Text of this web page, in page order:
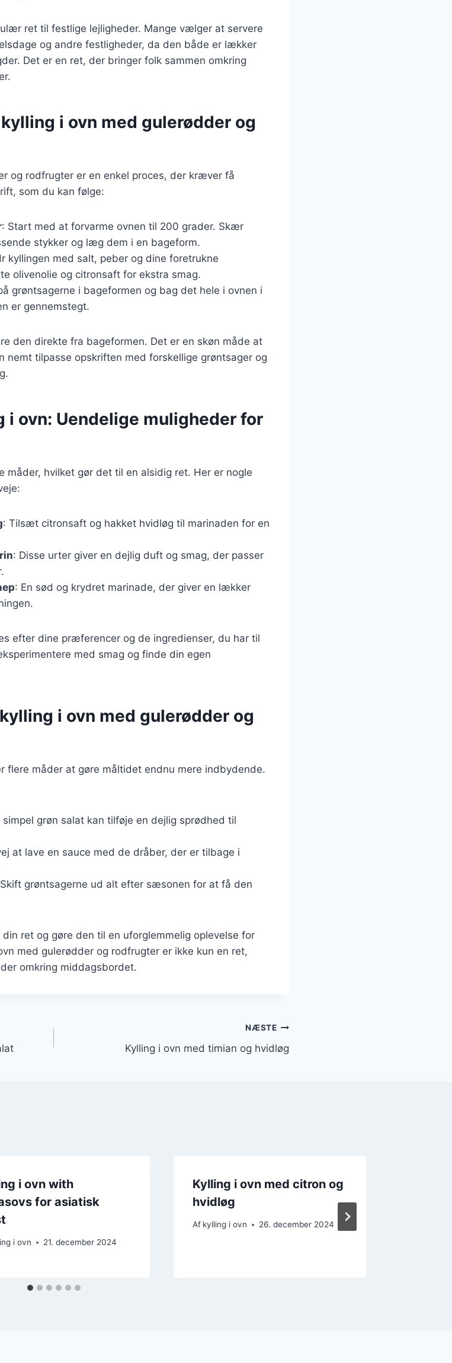
ret til festlige lejligheder. Mange vælger at servere
og andre festligheder, da den både er lækker
Det er en ret, der bringer folk sammen omkring
i ovn med gulerødder og
og rodfrugter er en enkel proces, der kræver få
som du kan følge:
: Start med at forvarme ovnen til 200 grader. Skær
stykker og læg dem i en bageform.
kyllingen med salt, peber og dine foretrukne
olivenolie og citronsaft for ekstra smag.
grøntsagerne i bageformen og bag det hele i ovnen i
er gennemstegt.
den direkte fra bageformen. Det er en skøn måde at
nemt tilpasse opskriften med forskellige grøntsager og
i ovn: Uendelige muligheder for
måder, hvilket gør det til en alsidig ret. Her er nogle
: Tilsæt citronsaft og hakket hvidløg til marinaden for en
: Disse urter giver en dejlig duft og smag, der passer
: En sød og krydret marinade, der giver en lækker
efter dine præferencer og de ingredienser, du har til
med smag og finde din egen
i ovn med gulerødder og
flere måder at gøre måltidet endnu mere indbydende.
simpel grøn salat kan tilføje en dejlig sprødhed til
at lave en sauce med de dråber, der er tilbage i
grøntsagerne ud alt efter sæsonen for at få den
ret og gøre den til en uforglemmelig oplevelse for
med gulerødder og rodfrugter er ikke kun en ret,
omkring middagsbordet.
NÆSTE
Kylling i ovn med timian og hvidløg
i ovn with
for asiatisk
i ovn 21. december 2024
Kylling i ovn med citron og
hvidløg
Af kylling i ovn 26. december 2024